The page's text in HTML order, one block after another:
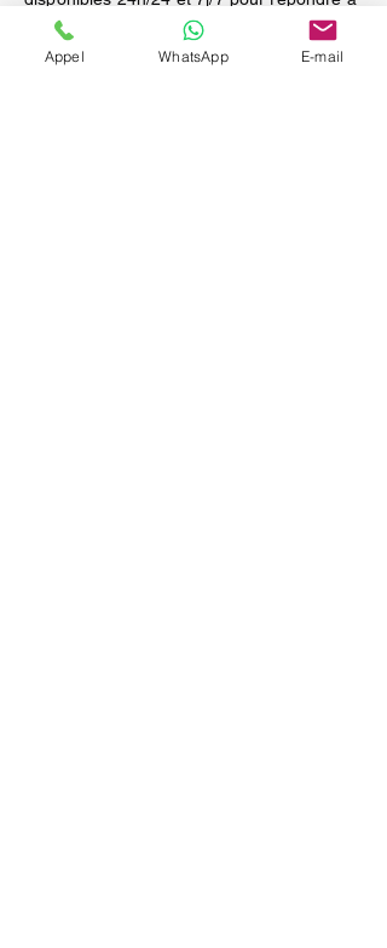
toutes vos demandes. Remplissez le
formulaire ci-dessous ou appelez-nous
directement pour une assistance
Appel WhatsApp E-mail